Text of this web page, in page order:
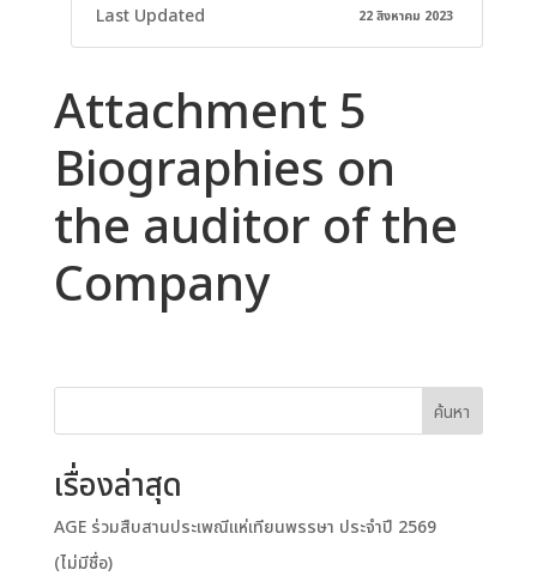
Last Updated 22 สิงหาคม 2023
Attachment 5
Biographies on
the auditor of the
Company
ค้นหา
เรื่องล่าสุด
AGE ร่วมสืบสานประเพณีแห่เทียนพรรษา ประจำปี 2569
(ไม่มีชื่อ)